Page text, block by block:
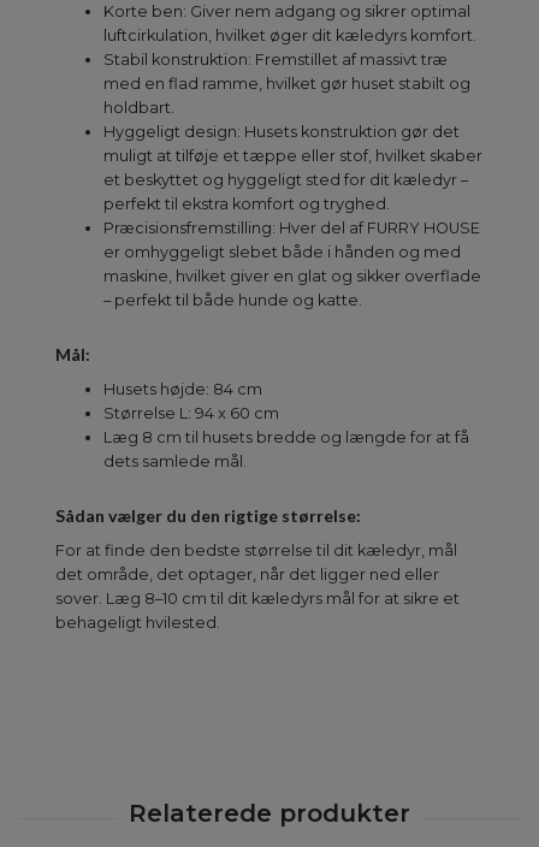
Korte ben: Giver nem adgang og sikrer optimal
luftcirkulation, hvilket øger dit kæledyrs komfort.
Stabil konstruktion: Fremstillet af massivt træ
med en flad ramme, hvilket gør huset stabilt og
holdbart.
Hyggeligt design: Husets konstruktion gør det
muligt at tilføje et tæppe eller stof, hvilket skaber
et beskyttet og hyggeligt sted for dit kæledyr –
perfekt til ekstra komfort og tryghed.
Præcisionsfremstilling: Hver del af FURRY HOUSE
er omhyggeligt slebet både i hånden og med
maskine, hvilket giver en glat og sikker overflade
– perfekt til både hunde og katte.
Mål:
Husets højde: 84 cm
Størrelse L: 94 x 60 cm
Læg 8 cm til husets bredde og længde for at få
dets samlede mål.
Sådan vælger du den rigtige størrelse:
For at finde den bedste størrelse til dit kæledyr, mål
det område, det optager, når det ligger ned eller
sover. Læg 8–10 cm til dit kæledyrs mål for at sikre et
behageligt hvilested.